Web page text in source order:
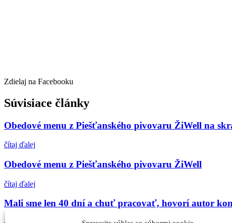
Zdielaj na Facebooku
Súvisiace články
Obedové menu z Piešťanského pivovaru ŽiWell na
čítaj ďalej
Obedové menu z Piešťanského pivovaru ŽiWell
čítaj ďalej
Mali sme len 40 dní a chuť pracovať, hovorí autor